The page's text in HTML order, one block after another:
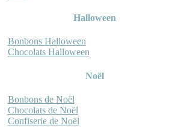
Halloween
Bonbons Halloween
Chocolats Halloween
Noël
Bonbons de Noël
Chocolats de Noël
Confiserie de Noël